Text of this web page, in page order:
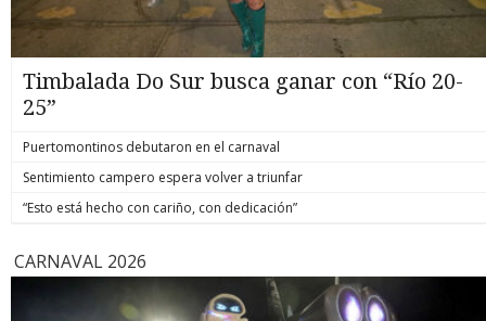
Timbalada Do Sur busca ganar con “Río 20-
25”
Puertomontinos debutaron en el carnaval
Sentimiento campero espera volver a triunfar
“Esto está hecho con cariño, con dedicación”
CARNAVAL 2026